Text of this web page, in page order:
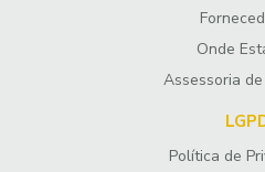
Onde
Assessoria
Política de